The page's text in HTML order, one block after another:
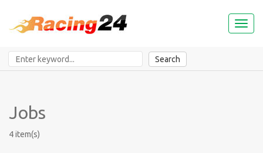
Toggle
Search
Jobs
4 item(s)